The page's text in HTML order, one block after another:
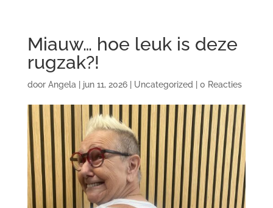
Miauw… hoe leuk is deze
rugzak?!
door Angela jun 11, 2026| Uncategorized 0 Reacties